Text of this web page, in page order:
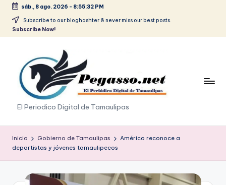
Saltar
sáb., 8 ago. 2026 - 8:55:33 PM
Subscribe to our bloghashter & never miss our best posts.
Subscribe Now!
p
e
g
a
El Periodico Digital de Tamaulipas
Inicio Gobierno de Tamaulipas
Américo reconoce a
deportistas y jóvenes tamaulipecos